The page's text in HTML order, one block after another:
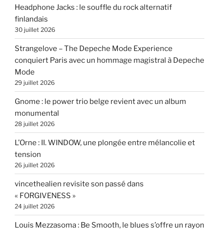
Headphone Jacks : le souffle du rock alternatif
finlandais
30 juillet 2026
Strangelove – The Depeche Mode Experience
conquiert Paris avec un hommage magistral à Depeche
Mode
29 juillet 2026
Gnome : le power trio belge revient avec un album
monumental
28 juillet 2026
L’Orne : II. WINDOW, une plongée entre mélancolie et
tension
26 juillet 2026
vincethealien revisite son passé dans
« FORGIVENESS »
24 juillet 2026
Louis Mezzasoma : Be Smooth, le blues s’offre un rayon